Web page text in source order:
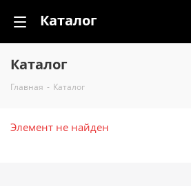
Каталог
Каталог
Главная - Каталог
Элемент не найден